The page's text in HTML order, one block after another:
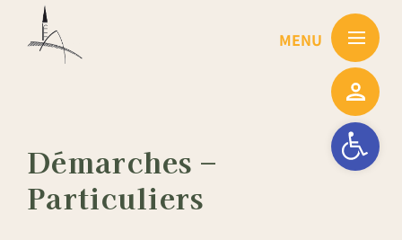
Ouvrir la
Démarches –
Particuliers